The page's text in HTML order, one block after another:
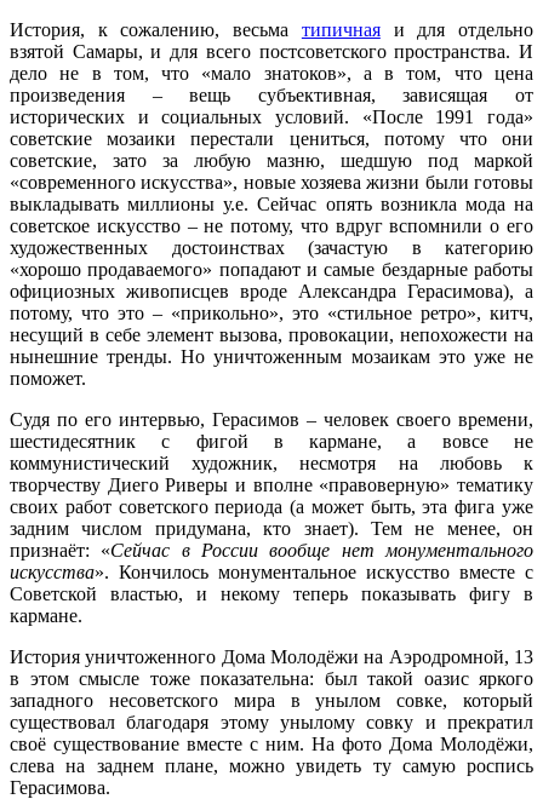
История, к сожалению, весьма типичнаяи для отдельно
взятой Самары, и для всего постсоветского пространства. И
дело не в том, что «мало знатоков», а в том, что цена
произведения – вещь субъективная, зависящая от
исторических и социальных условий. «После 1991 года»
советские мозаики перестали цениться, потому что они
советские, зато за любую мазню, шедшую под маркой
«современного искусства», новые хозяева жизни были готовы
выкладывать миллионы у.е. Сейчас опять возникла мода на
советское искусство – не потому, что вдруг вспомнили о его
художественных достоинствах (зачастую в категорию
«хорошо продаваемого» попадают и самые бездарные работы
официозных живописцев вроде Александра Герасимова), а
потому, что это – «прикольно», это «стильное ретро», китч,
несущий в себе элемент вызова, провокации, непохожести на
нынешние тренды. Но уничтоженным мозаикам это уже не
поможет.
Судя по его интервью, Герасимов – человек своего времени,
шестидесятник с фигой в кармане, а вовсе не
коммунистический художник, несмотря на любовь к
творчеству Диего Риверы и вполне «правоверную» тематику
своих работ советского периода (а может быть, эта фига уже
задним числом придумана, кто знает). Тем не менее, он
признаёт: «Сейчас в России вообще нет монументального
искусства». Кончилось монументальное искусство вместе с
Советской властью, и некому теперь показывать фигу в
кармане.
История уничтоженного Дома Молодёжи на Аэродромной, 13
в этом смысле тоже показательна: был такой оазис яркого
западного несоветского мира в унылом совке, который
существовал благодаря этому унылому совку и прекратил
своё существование вместе с ним. На фото Дома Молодёжи,
слева на заднем плане, можно увидеть ту самую роспись
Герасимова.